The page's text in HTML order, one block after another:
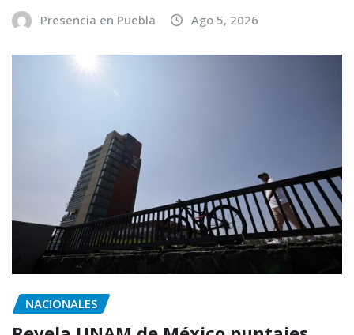
Presencia en Puebla Ago 5, 2026
NACIONALES